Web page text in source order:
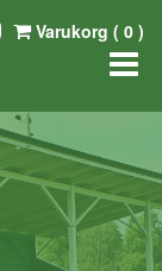
Varukorg ( 0 )